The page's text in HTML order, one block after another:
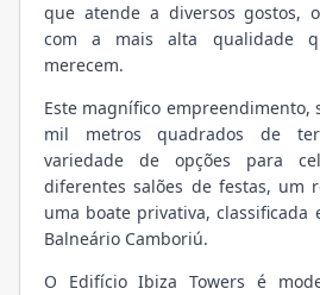
que atende a diversos gostos,
com a mais alta qualidade
merecem.
Este magnífico empreendimento,
mil metros quadrados de
variedade de opções para
diferentes salões de festas, um
uma boate privativa, classificada
Balneário Camboriú.
O Edifício Ibiza Towers é